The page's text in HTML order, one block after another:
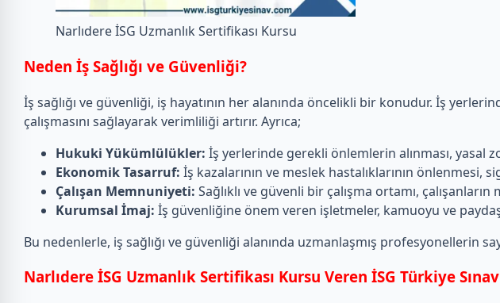
Narlıdere İSG Uzmanlık Sertifikası Kursu
Neden İş Sağlığı ve Güvenliği?
İş sağlığı ve güvenliği, iş hayatının her alanında öncelikli bir konudur. İş
çalışmasını sağlayarak verimliliği artırır. Ayrıca;
Hukuki Yükümlülükler: İş yerlerinde gerekli önlemlerin alınması, yasal
Ekonomik Tasarruf: İş kazalarının ve meslek hastalıklarının
Çalışan Memnuniyeti: Sağlıklı ve güvenli bir çalışma ortamı,
Kurumsal İmaj: İş güvenliğine önem veren işletmeler, kamuoyu ve
Bu nedenlerle, iş sağlığı ve güvenliği alanında uzmanlaşmış profesyonellerin
Narlıdere İSG Uzmanlık Sertifikası Kursu Veren İSG Türkiye